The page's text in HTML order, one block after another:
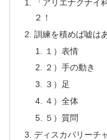
「アリエナクナイ
２！
訓練を積めば嘘は
１）表情
２）手の動き
３）足
４）全体
５）質問
ディスカバリーチ